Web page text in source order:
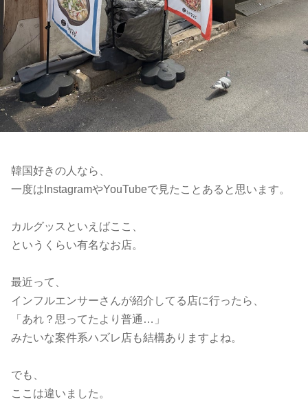
韓国好きの人なら、
一度はInstagramやYouTubeで見たことあると思います。
カルグッスといえばここ、
というくらい有名なお店。
最近って、
インフルエンサーさんが紹介してる店に行ったら、
「あれ？思ってたより普通…」
みたいな案件系ハズレ店も結構ありますよね。
でも、
ここは違いました。